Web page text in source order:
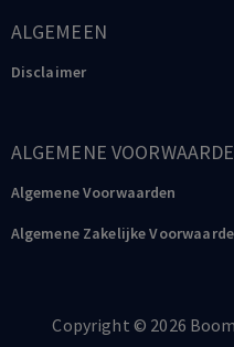
ALGEMEEN
Disclaimer
ALGEMENE
Algemene Voorwaarden
Algemene Zakelijke
Copyright ©️ 2026 Boom